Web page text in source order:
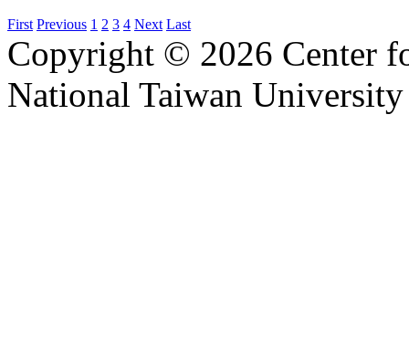
First Previous 1 2 3 4 Next Last
Copyright © 2026 Center
National Taiwan University